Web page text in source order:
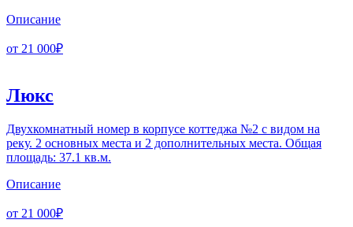
Описание
от 21 000₽
Люкс
Двухкомнатный номер в корпусе коттеджа №2 с видом на
реку. 2 основных места и 2 дополнительных места. Общая
площадь: 37.1 кв.м.
Описание
от 21 000₽